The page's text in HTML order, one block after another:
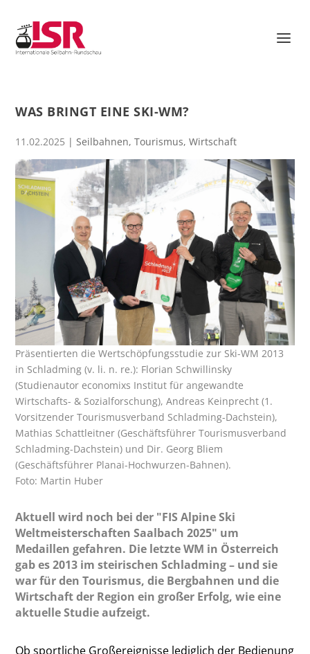
WAS BRINGT EINE SKI-WM?
11.02.2025 |Seilbahnen,Tourismus,Wirtschaft
Präsentierten die Wertschöpfungsstudie zur Ski-WM 2013
in Schladming (v. li. n. re.): Florian Schwillinsky
(Studienautor economixs Institut für angewandte
Wirtschafts- & Sozialforschung), Andreas Keinprecht (1.
Vorsitzender Tourismusverband Schladming-Dachstein),
Mathias Schattleitner (Geschäftsführer Tourismusverband
Schladming-Dachstein) und Dir. Georg Bliem
(Geschäftsführer Planai-Hochwurzen-Bahnen).
Foto: Martin Huber
Aktuell wird noch bei der "FIS Alpine Ski
Weltmeisterschaften Saalbach 2025" um
Medaillen gefahren. Die letzte WM in Österreich
gab es 2013 im steirischen Schladming – und sie
war für den Tourismus, die Bergbahnen und die
Wirtschaft der Region ein großer Erfolg, wie eine
aktuelle Studie aufzeigt.
Ob sportliche Großereignisse lediglich der Bedienung